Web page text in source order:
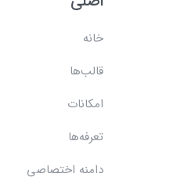
خانه
قالب‌ها
امکانات
تعرفه‌ها
دامنه اختصاصی